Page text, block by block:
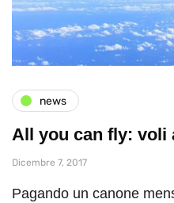
news
All you can fly: voli
Dicembre 7, 2017
Pagando un canone